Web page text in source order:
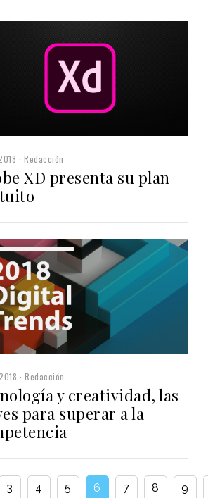
Redacción
XD presenta su plan
Redacción
y creatividad, las
para superar a la
3 4 5 6 7 8 9